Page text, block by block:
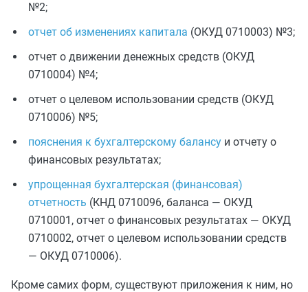
№2;
отчет об изменениях капитала (ОКУД 0710003) №3;
отчет о движении денежных средств (ОКУД
0710004) №4;
отчет о целевом использовании средств (ОКУД
0710006) №5;
пояснения к бухгалтерскому балансу и отчету о
финансовых результатах;
упрощенная бухгалтерская (финансовая)
отчетность (КНД 0710096, баланса — ОКУД
0710001, отчет о финансовых результатах — ОКУД
0710002, отчет о целевом использовании средств
— ОКУД 0710006).
Кроме самих форм, существуют приложения к ним, но